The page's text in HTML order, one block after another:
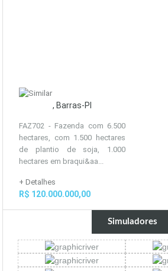
, Barras-PI
FAZ702 - Fazenda com 6.500
hectares, com 1.500 hectares
de plantio de soja, 1.000
hectares em braqui&aa...
+ Detalhes
R$ 120.000.000,00
Simuladores